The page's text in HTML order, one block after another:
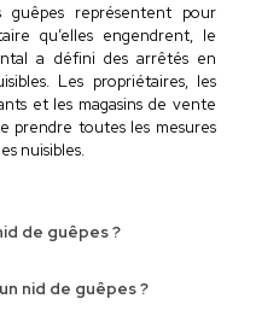
représentent pour
qu’elles engendrent, le
a défini des arrêtés en
Les propriétaires, les
et les magasins de vente
prendre toutes les mesures
nuisibles.
de guêpes ?
nid de guêpes ?